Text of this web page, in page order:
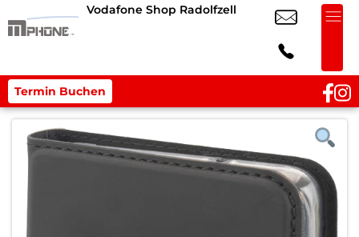
Vodafone Shop Radolfzell
Termin Buchen